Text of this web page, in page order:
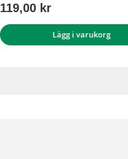
119,00 kr
Lägg i varukorg